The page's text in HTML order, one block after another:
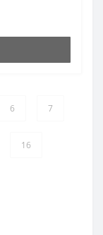
6 7
16